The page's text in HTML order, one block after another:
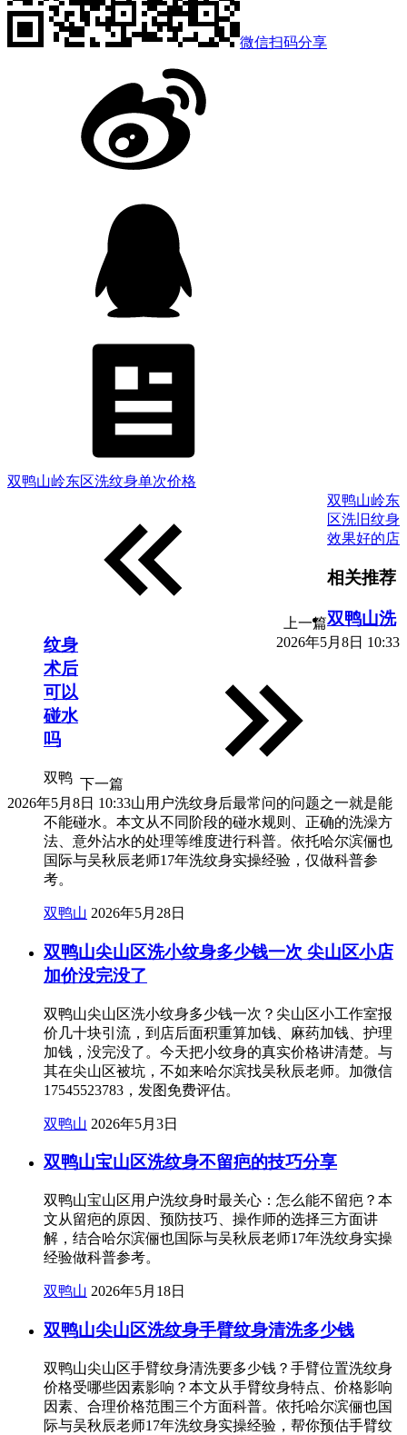
微信扫码分享
双鸭山岭东区洗纹身单次价格
上一篇
2026年5月8日 10:33
双鸭山岭东
区洗旧纹身
效果好的店
下一篇
2026年5月8日 10:33
相关推荐
双鸭山洗
纹身
术后
可以
碰水
吗
双鸭
山用户洗纹身后最常问的问题之一就是能
不能碰水。本文从不同阶段的碰水规则、正确的洗澡方
法、意外沾水的处理等维度进行科普。依托哈尔滨俪也
国际与吴秋辰老师17年洗纹身实操经验，仅做科普参
考。
双鸭山 2026年5月28日
双鸭山尖山区洗小纹身多少钱一次 尖山区小店
加价没完没了
双鸭山尖山区洗小纹身多少钱一次？尖山区小工作室报
价几十块引流，到店后面积重算加钱、麻药加钱、护理
加钱，没完没了。今天把小纹身的真实价格讲清楚。与
其在尖山区被坑，不如来哈尔滨找吴秋辰老师。加微信
17545523783，发图免费评估。
双鸭山 2026年5月3日
双鸭山宝山区洗纹身不留疤的技巧分享
双鸭山宝山区用户洗纹身时最关心：怎么能不留疤？本
文从留疤的原因、预防技巧、操作师的选择三方面讲
解，结合哈尔滨俪也国际与吴秋辰老师17年洗纹身实操
经验做科普参考。
双鸭山 2026年5月18日
双鸭山尖山区洗纹身手臂纹身清洗多少钱
双鸭山尖山区手臂纹身清洗要多少钱？手臂位置洗纹身
价格受哪些因素影响？本文从手臂纹身特点、价格影响
因素、合理价格范围三个方面科普。依托哈尔滨俪也国
际与吴秋辰老师17年洗纹身实操经验，帮你预估手臂纹